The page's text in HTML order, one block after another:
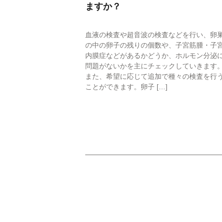
各種ダウンロー
ますか？
血液の検査や超音波の検査などを行い、卵
の中の卵子の残りの個数や、子宮筋腫・子
内膜症などがあるかどうか、ホルモン分泌
問題がないかを主にチェックしていきます。
また、希望に応じて追加で種々の検査を行う
ことができます。卵子 […]